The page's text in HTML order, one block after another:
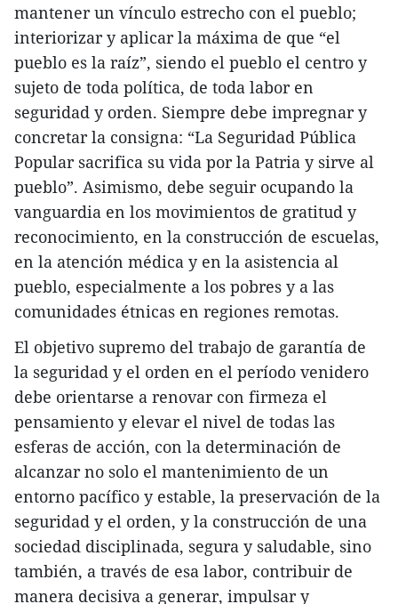
mantener un vínculo estrecho con el pueblo;
interiorizar y aplicar la máxima de que “el
pueblo es la raíz”, siendo el pueblo el centro y
sujeto de toda política, de toda labor en
seguridad y orden. Siempre debe impregnar y
concretar la consigna: “La Seguridad Pública
Popular sacrifica su vida por la Patria y sirve al
pueblo”. Asimismo, debe seguir ocupando la
vanguardia en los movimientos de gratitud y
reconocimiento, en la construcción de escuelas,
en la atención médica y en la asistencia al
pueblo, especialmente a los pobres y a las
comunidades étnicas en regiones remotas.
El objetivo supremo del trabajo de garantía de
la seguridad y el orden en el período venidero
debe orientarse a renovar con firmeza el
pensamiento y elevar el nivel de todas las
esferas de acción, con la determinación de
alcanzar no solo el mantenimiento de un
entorno pacífico y estable, la preservación de la
seguridad y el orden, y la construcción de una
sociedad disciplinada, segura y saludable, sino
también, a través de esa labor, contribuir de
manera decisiva a generar, impulsar y